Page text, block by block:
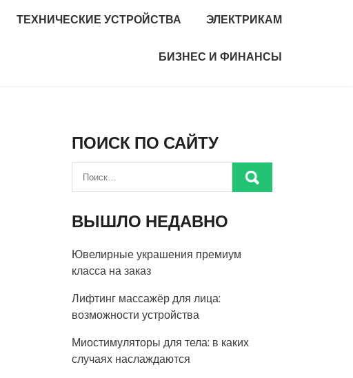
ТЕХНИЧЕСКИЕ УСТРОЙСТВА ЭЛЕКТРИКАМ
БИЗНЕС И ФИНАНСЫ
ПОИСК ПО САЙТУ
ВЫШЛО НЕДАВНО
Ювелирные украшения премиум
класса на заказ
Лифтинг массажёр для лица:
возможности устройства
Миостимуляторы для тела: в каких
случаях наслаждаются